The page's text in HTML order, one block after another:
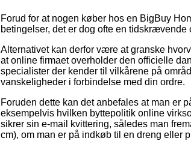
Forud for at nogen køber hos en BigBuy
betingelser, det er dog ofte en tidskrævende
Alternativet kan derfor være at granske
at online firmaet overholder den officielle
specialister der kender til vilkårene på
vanskeligheder i forbindelse med din ordre.
Foruden dette kan det anbefales at man er
eksempelvis hvilken byttepolitik online
sikrer sin e-mail kvittering, således man
cm), om man er på indkøb til en dreng eller